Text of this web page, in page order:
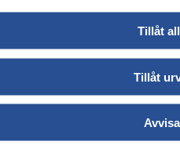
Tillåt
Tillåt
Avvisa